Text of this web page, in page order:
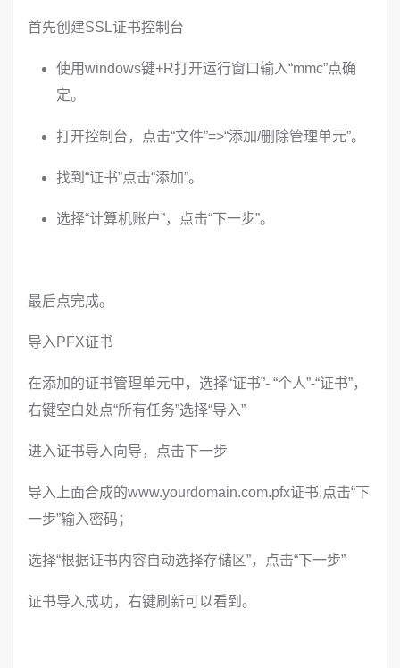
首先创建SSL证书控制台
使用windows键+R打开运行窗口输入“mmc”点确
定。
打开控制台，点击“文件”=>“添加/删除管理单元”。
找到“证书”点击“添加”。
选择“计算机账户”，点击“下一步”。
最后点完成。
导入PFX证书
在添加的证书管理单元中，选择“证书”- “个人”-“证书”，
右键空白处点“所有任务”选择“导入”
进入证书导入向导，点击下一步
导入上面合成的www.yourdomain.com.pfx证书,点击“下
一步”输入密码；
选择“根据证书内容自动选择存储区”，点击“下一步”
证书导入成功，右键刷新可以看到。